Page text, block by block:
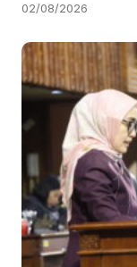
02/08/2026